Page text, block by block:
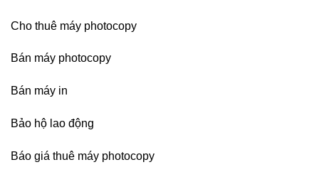
Cho thuê máy photocopy
Bán máy photocopy
Bán máy in
Bảo hộ lao động
Báo giá thuê máy photocopy